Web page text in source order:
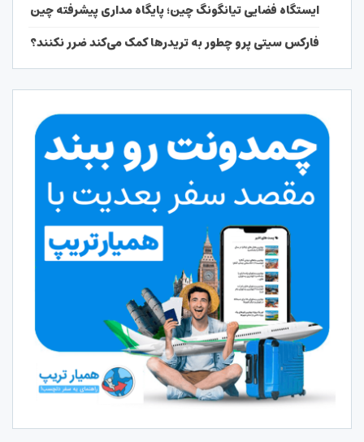
ایستگاه فضایی تیانگونگ چین؛ پایگاه مداری پیشرفته چین
فارکس سیتی پرو چطور به تریدرها کمک می‌کند ضرر نکنند؟